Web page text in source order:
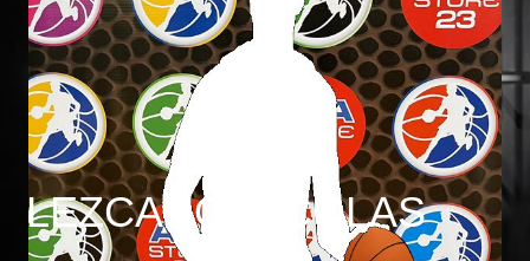
LEZCANO NICOLAS